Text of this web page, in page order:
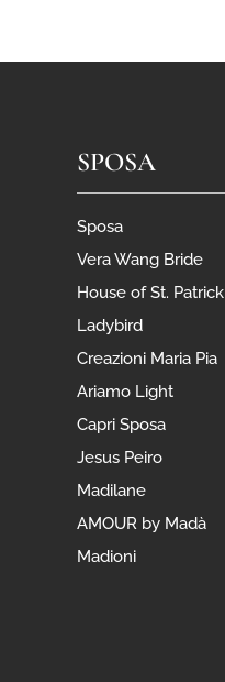
SPOSA
Sposa
Vera Wang Bride
House of St. Patrick
Ladybird
Creazioni Maria Pia
Ariamo Light
Capri Sposa
Jesus Peiro
Madilane
AMOUR by Madà
Madioni